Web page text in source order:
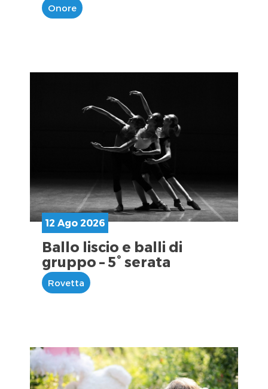
Onore
12 Ago 2026
Ballo liscio e balli di
gruppo – 5° serata
Rovetta